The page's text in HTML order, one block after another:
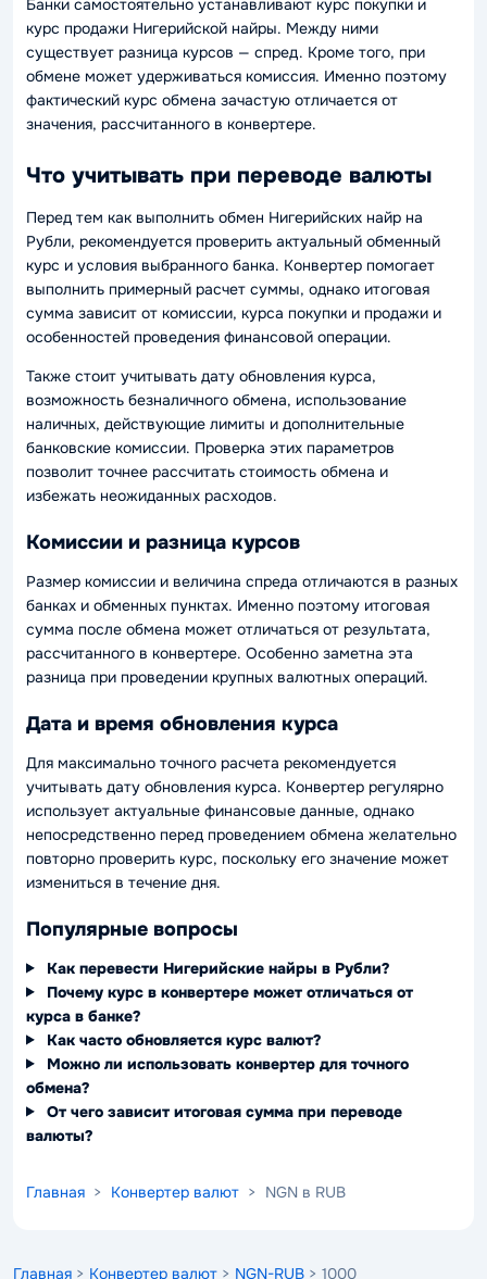
курс продажи Нигерийской найры. Между ними
существует разница курсов — спред. Кроме того, при
обмене может удерживаться комиссия. Именно поэтому
фактический курс обмена зачастую отличается от
значения, рассчитанного в конвертере.
Что учитывать при переводе валюты
Перед тем как выполнить обмен Нигерийских найр на
Рубли, рекомендуется проверить актуальный обменный
курс и условия выбранного банка. Конвертер помогает
выполнить примерный расчет суммы, однако итоговая
сумма зависит от комиссии, курса покупки и продажи и
особенностей проведения финансовой операции.
Также стоит учитывать дату обновления курса,
возможность безналичного обмена, использование
наличных, действующие лимиты и дополнительные
банковские комиссии. Проверка этих параметров
позволит точнее рассчитать стоимость обмена и
избежать неожиданных расходов.
Комиссии и разница курсов
Размер комиссии и величина спреда отличаются в разных
банках и обменных пунктах. Именно поэтому итоговая
сумма после обмена может отличаться от результата,
рассчитанного в конвертере. Особенно заметна эта
разница при проведении крупных валютных операций.
Дата и время обновления курса
Для максимально точного расчета рекомендуется
учитывать дату обновления курса. Конвертер регулярно
использует актуальные финансовые данные, однако
непосредственно перед проведением обмена желательно
повторно проверить курс, поскольку его значение может
измениться в течение дня.
Популярные вопросы
Как перевести Нигерийские найры в Рубли?
Почему курс в конвертере может отличаться от
курса в банке?
Как часто обновляется курс валют?
Можно ли использовать конвертер для точного
обмена?
От чего зависит итоговая сумма при переводе
валюты?
Главная > Конвертер валют > NGN в RUB
Главная > Конвертер валют > NGN-RUB > 1000